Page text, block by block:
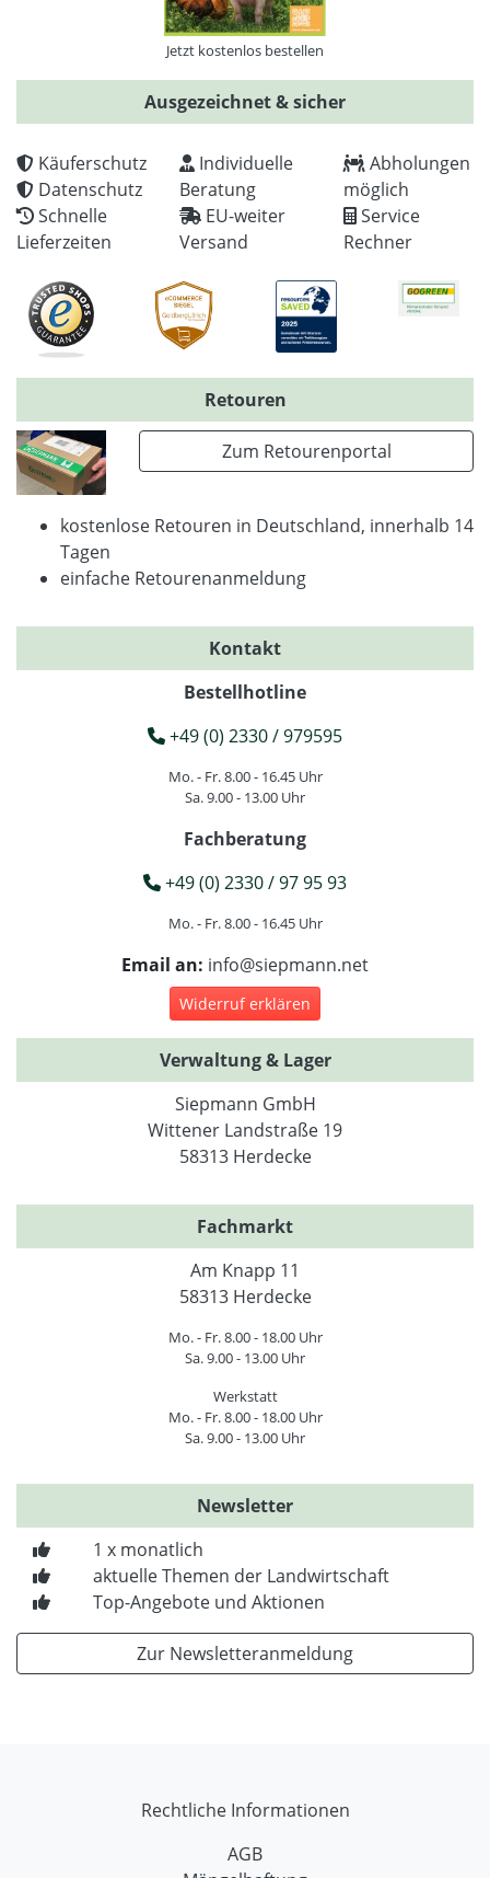
Jetzt kostenlos bestellen
Ausgezeichnet & sicher
Käuferschutz
Datenschutz
Schnelle
Lieferzeiten
Individuelle
Beratung
EU-weiter
Versand
Abholungen
möglich
Service
Rechner
Retouren
Zum Retourenportal
kostenlose Retouren in Deutschland, innerhalb 14
Tagen
einfache Retourenanmeldung
Kontakt
Bestellhotline
+49 (0) 2330 / 979595
Mo. - Fr. 8.00 - 16.45 Uhr
Sa. 9.00 - 13.00 Uhr
Fachberatung
+49 (0) 2330 / 97 95 93
Mo. - Fr. 8.00 - 16.45 Uhr
Email an: info@siepmann.net
Widerruf erklären
Verwaltung & Lager
Siepmann GmbH
Wittener Landstraße 19
58313 Herdecke
Fachmarkt
Am Knapp 11
58313 Herdecke
Mo. - Fr. 8.00 - 18.00 Uhr
Sa. 9.00 - 13.00 Uhr
Werkstatt
Mo. - Fr. 8.00 - 18.00 Uhr
Sa. 9.00 - 13.00 Uhr
Newsletter
1 x monatlich
aktuelle Themen der Landwirtschaft
Top-Angebote und Aktionen
Zur Newsletteranmeldung
Rechtliche Informationen
AGB